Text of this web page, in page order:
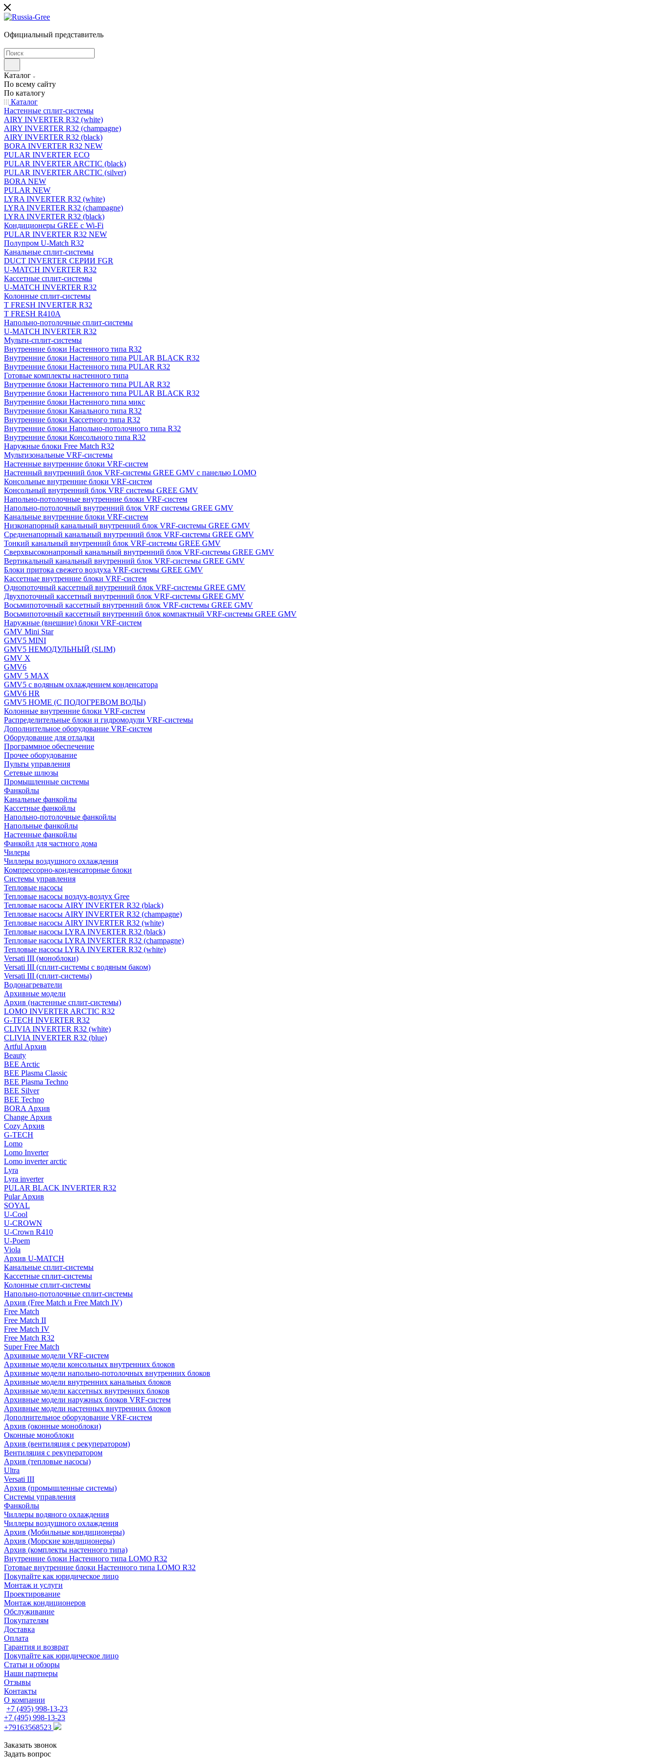
Официальный представитель
Каталог
По всему сайту
По каталогу
Каталог
Настенные сплит-системы
AIRY INVERTER R32 (white)
AIRY INVERTER R32 (champagne)
AIRY INVERTER R32 (black)
BORA INVERTER R32 NEW
PULAR INVERTER ECO
PULAR INVERTER ARCTIC (black)
PULAR INVERTER ARCTIC (silver)
BORA NEW
PULAR NEW
LYRA INVERTER R32 (white)
LYRA INVERTER R32 (champagne)
LYRA INVERTER R32 (black)
Кондиционеры GREE с Wi-Fi
PULAR INVERTER R32 NEW
Полупром U-Match R32
Канальные сплит-системы
DUCT INVERTER СЕРИИ FGR
U-MATCH INVERTER R32
Кассетные сплит-системы
U-MATCH INVERTER R32
Колонные сплит-системы
T FRESH INVERTER R32
T FRESH R410A
Напольно-потолочные сплит-системы
U-MATCH INVERTER R32
Мульти-сплит-системы
Внутренние блоки Настенного типа R32
Внутренние блоки Настенного типа PULAR BLACK R32
Внутренние блоки Настенного типа PULAR R32
Готовые комплекты настенного типа
Внутренние блоки Настенного типа PULAR R32
Внутренние блоки Настенного типа PULAR BLACK R32
Внутренние блоки Настенного типа микс
Внутренние блоки Канального типа R32
Внутренние блоки Кассетного типа R32
Внутренние блоки Напольно-потолочного типа R32
Внутренние блоки Консольного типа R32
Наружные блоки Free Match R32
Мультизональные VRF-системы
Настенные внутренние блоки VRF-систем
Настенный внутренний блок VRF-системы GREE GMV с панелью LOMO
Консольные внутренние блоки VRF-систем
Консольный внутренний блок VRF системы GREE GMV
Напольно-потолочные внутренние блоки VRF-систем
Напольно-потолочный внутренний блок VRF системы GREE GMV
Канальные внутренние блоки VRF-систем
Низконапорный канальный внутренний блок VRF-системы GREE GMV
Средненапорный канальный внутренний блок VRF-системы GREE GMV
Тонкий канальный внутренний блок VRF-системы GREE GMV
Сверхвысоконапроный канальный внутренний блок VRF-системы GREE GMV
Вертикальный канальный внутренний блок VRF-системы GREE GMV
Блоки притока свежего воздуха VRF-системы GREE GMV
Кассетные внутренние блоки VRF-систем
Однопоточный кассетный внутренний блок VRF-системы GREE GMV
Двухпоточный кассетный внутренний блок VRF-системы GREE GMV
Восьмипоточный кассетный внутренний блок VRF-системы GREE GMV
Восьмипоточный кассетный внутренний блок компактный VRF-системы GREE GMV
Наружные (внешние) блоки VRF-систем
GMV Mini Star
GMV5 MINI
GMV5 НЕМОДУЛЬНЫЙ (SLIM)
GMV X
GMV6
GMV 5 MAX
GMV5 с водяным охлаждением конденсатора
GMV6 HR
GMV5 HOME (С ПОДОГРЕВОМ ВОДЫ)
Колонные внутренние блоки VRF-систем
Распределительные блоки и гидромодули VRF-системы
Дополнительное оборудование VRF-систем
Оборудование для отладки
Программное обеспечение
Прочее оборудование
Пульты управления
Сетевые шлюзы
Промышленные системы
Фанкойлы
Канальные фанкойлы
Кассетные фанкойлы
Напольно-потолочные фанкойлы
Напольные фанкойлы
Настенные фанкойлы
Фанкойл для частного дома
Чилеры
Чиллеры воздушного охлаждения
Компрессорно-конденсаторные блоки
Системы управления
Тепловые насосы
Тепловые насосы воздух-воздух Gree
Тепловые насосы AIRY INVERTER R32 (black)
Тепловые насосы AIRY INVERTER R32 (champagne)
Тепловые насосы AIRY INVERTER R32 (white)
Тепловые насосы LYRA INVERTER R32 (black)
Тепловые насосы LYRA INVERTER R32 (champagne)
Тепловые насосы LYRA INVERTER R32 (white)
Versati III (моноблоки)
Versati III (сплит-системы с водяным баком)
Versati III (сплит-системы)
Водонагреватели
Архивные модели
Архив (настенные сплит-системы)
LOMO INVERTER ARCTIC R32
G-TECH INVERTER R32
CLIVIA INVERTER R32 (white)
CLIVIA INVERTER R32 (blue)
Artful Архив
Beauty
BEE Arctic
BEE Plasma Classic
BEE Plasma Techno
BEE Silver
BEE Techno
BORA Архив
Change Архив
Cozy Архив
G-TECH
Lomo
Lomo Inverter
Lomo inverter arctic
Lyra
Lyra inverter
PULAR BLACK INVERTER R32
Pular Архив
SOYAL
U-Cool
U-CROWN
U-Crown R410
U-Poem
Viola
Архив U-MATCH
Канальные сплит-системы
Кассетные сплит-системы
Колонные сплит-системы
Напольно-потолочные сплит-системы
Архив (Free Match и Free Match IV)
Free Match
Free Match II
Free Match IV
Free Match R32
Super Free Match
Архивные модели VRF-систем
Архивные модели консольных внутренних блоков
Архивные модели напольно-потолочных внутренних блоков
Архивные модели внутренних канальных блоков
Архивные модели кассетных внутренних блоков
Архивные модели наружных блоков VRF-систем
Архивные модели настенных внутренних блоков
Дополнительное оборудование VRF-систем
Архив (оконные моноблоки)
Оконные моноблоки
Архив (вентиляция с рекуператором)
Вентиляция с рекуператором
Архив (тепловые насосы)
Ultra
Versati III
Архив (промышленные системы)
Системы управления
Фанкойлы
Чиллеры водяного охлаждения
Чиллеры воздушного охлаждения
Архив (Мобильные кондиционеры)
Архив (Морские кондиционеры)
Архив (комплекты настенного типа)
Внутренние блоки Настенного типа LOMO R32
Готовые внутренние блоки Настенного типа LOMO R32
Покупайте как юридическое лицо
Монтаж и услуги
Проектирование
Монтаж кондиционеров
Обслуживание
Покупателям
Доставка
Оплата
Гарантия и возврат
Покупайте как юридическое лицо
Статьи и обзоры
Наши партнеры
Отзывы
Контакты
О компании
+7 (495) 998-13-23
+7 (495) 998-13-23
+79163568523
Заказать звонок
Задать вопрос